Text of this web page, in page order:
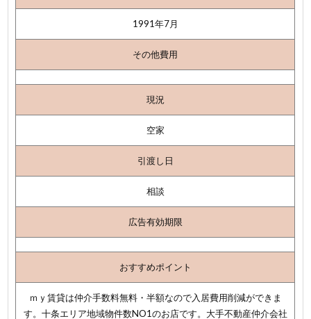
1991年7月
その他費用
現況
空家
引渡し日
相談
広告有効期限
おすすめポイント
ｍｙ賃貸は仲介手数料無料・半額なので入居費用削減ができま
す。十条エリア地域物件数NO1のお店です。大手不動産仲介会社